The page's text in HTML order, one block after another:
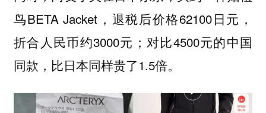
鸟BETA Jacket，退税后价格62100日元，
折合人民币约3000元；对比4500元的中国
同款，比日本同样贵了1.5倍。